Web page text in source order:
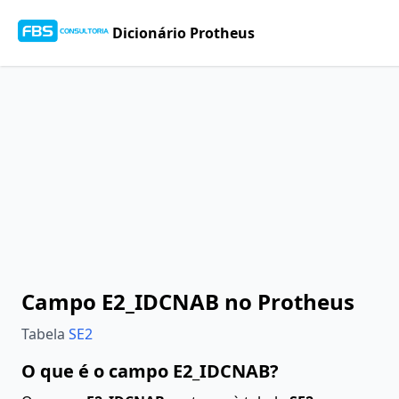
Dicionário Protheus
Campo E2_IDCNAB no Protheus
Tabela SE2
O que é o campo E2_IDCNAB?